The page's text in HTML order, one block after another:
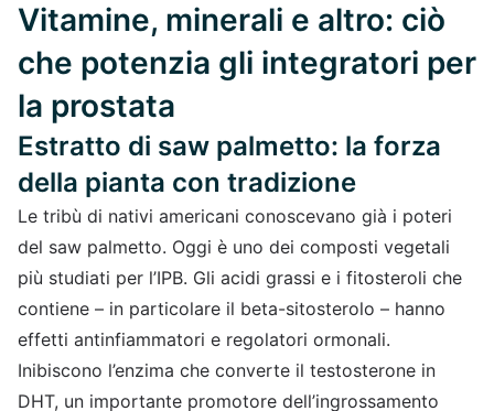
Vitamine, minerali e altro: ciò
che potenzia gli integratori per
la prostata
Estratto di saw palmetto: la forza
della pianta con tradizione
Le tribù di nativi americani conoscevano già i poteri
del saw palmetto. Oggi è uno dei composti vegetali
più studiati per l’IPB. Gli acidi grassi e i fitosteroli che
contiene – in particolare il beta-sitosterolo – hanno
effetti antinfiammatori e regolatori ormonali.
Inibiscono l’enzima che converte il testosterone in
DHT, un importante promotore dell’ingrossamento